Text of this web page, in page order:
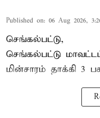
Published on: 06 Aug 2026,
செங்கல்பட்டு,
செங்கல்பட்டு
மின்சாரம் தாக்கி 3